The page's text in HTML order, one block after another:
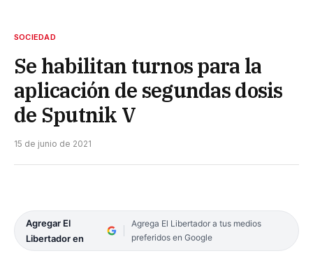
SOCIEDAD
Se habilitan turnos para la
aplicación de segundas dosis
de Sputnik V
15 de junio de 2021
Agregar El
Libertador en
Agrega El Libertador a tus medios
preferidos en Google